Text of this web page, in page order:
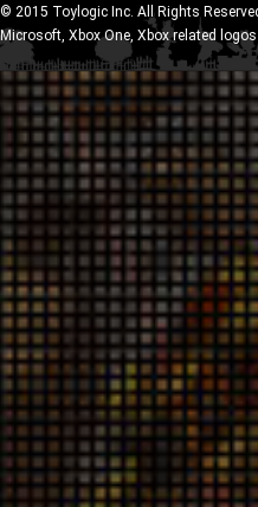
© 2015 Toylogic Inc. All Rights
Microsoft, Xbox One, Xbox related